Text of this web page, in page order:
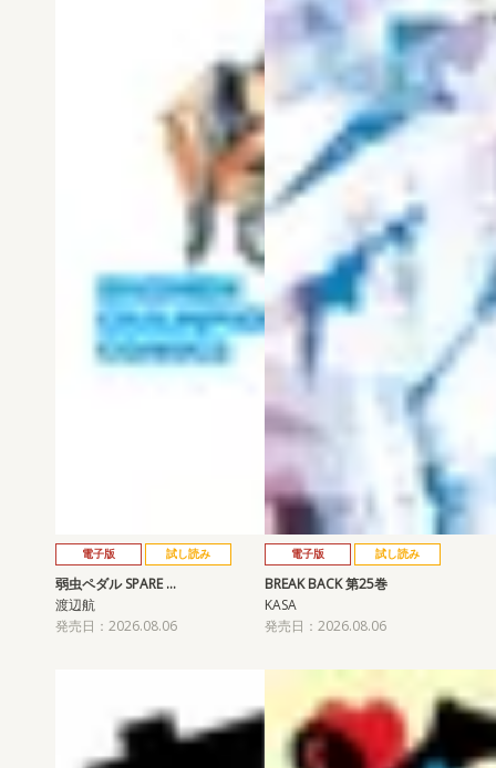
電子版 試し読み
弱虫ペダル SPARE …
渡辺航
発売日：2026.08.06
電子版 試し読み
BREAK BACK 第25巻
KASA
発売日：2026.08.06